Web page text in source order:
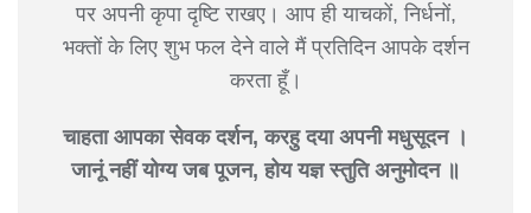
पर अपनी कृपा दृष्टि राखए। आप ही याचकों, निर्धनों,
भक्तों के लिए शुभ फल देने वाले मैं प्रतिदिन आपके दर्शन
करता हूँ।
चाहता आपका सेवक दर्शन, करहु दया अपनी मधुसूदन ।
जानूं नहीं योग्य जब पूजन, होय यज्ञ स्तुति अनुमोदन ॥